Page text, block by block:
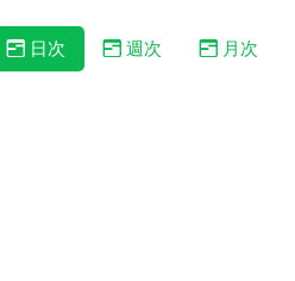
日次
週次 月次